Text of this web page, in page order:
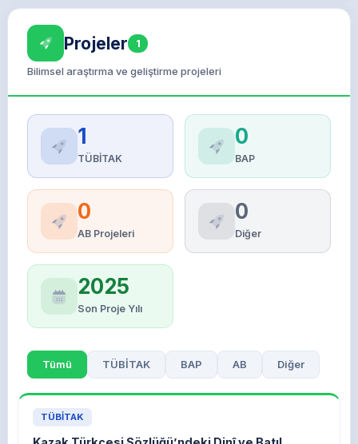
Projeler 1
Bilimsel araştırma ve geliştirme projeleri
1
TÜBİTAK
0
BAP
0
AB Projeleri
0
Diğer
2025
Son Proje Yılı
Tümü TÜBİTAK BAP AB Diğer
TÜBİTAK